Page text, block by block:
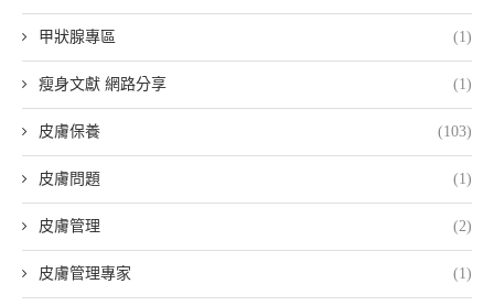
甲狀腺專區 (1)
瘦身文獻 網路分享 (1)
皮膚保養 (103)
皮膚問題 (1)
皮膚管理 (2)
皮膚管理專家 (1)